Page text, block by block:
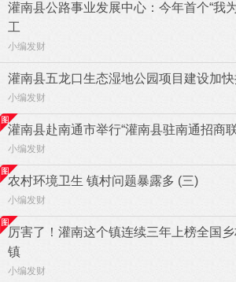
灌南县公路事业发展中心：今年首个“我
工
小编发财
灌南县五龙口生态湿地公园项目建设加
小编发财
灌南县赴南通市举行“灌南县驻南通招商
小编发财
农村环境卫生 镇村问题暴露多 (三)
小编发财
厉害了！灌南这个镇连续三年上榜全国
镇
小编发财